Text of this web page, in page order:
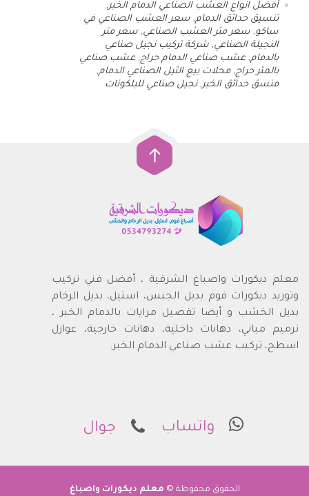
أفضل انواع العشب الصناعي الدمام الخبر,
تنسيق حدائق الدمام, سعر العشب الصناعي في
ساكو, سعر متر العشب الصناعي, سعر متر
النجيلة الصناعي, شركة تركيب نجيل صناعي
بالدمام, عشب صناعي الدمام حراج, عشب صناعي
بالمتر حراج,محلات بيع الثيل الصناعي الدمام,
منسق حدائق الخبر,نجيل صناعي للبلكونات
معلم ديكورات واصباغ الشرقية ، أفضل فني تركيب
وتوريد ديكورات فوم بديل الجبس، استيل، بديل الرخام
بديل الخشب و أيضا تفصيل مرايات بالدمام الخبر ،
ترميم مباني، دهانات داخلية، دهانات خارجية، عوازل
اسطح، تركيب عشب صناعي الدمام الخبر.
واتساب جوال
الحقوق محفوظة © معلم ديكورات واصباغ